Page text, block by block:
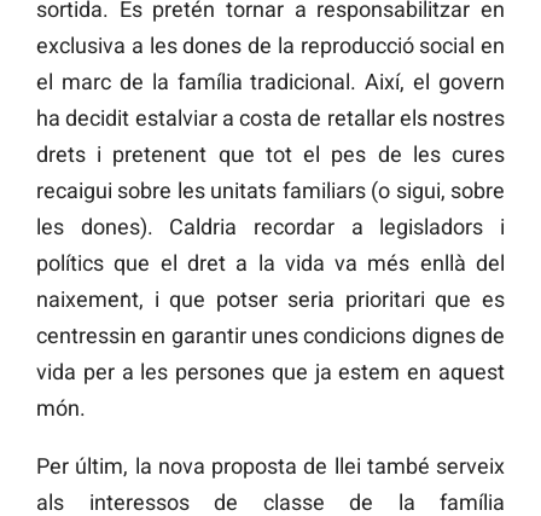
sortida. Es pretén tornar a responsabilitzar en
exclusiva a les dones de la reproducció social en
el marc de la família tradicional. Així, el govern
ha decidit estalviar a costa de retallar els nostres
drets i pretenent que tot el pes de les cures
recaigui sobre les unitats familiars (o sigui, sobre
les dones). Caldria recordar a legisladors i
polítics que el dret a la vida va més enllà del
naixement, i que potser seria prioritari que es
centressin en garantir unes condicions dignes de
vida per a les persones que ja estem en aquest
món.
Per últim, la nova proposta de llei també serveix
als interessos de classe de la família